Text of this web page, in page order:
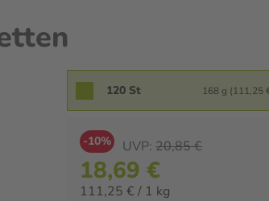
120 St 168 g (111,25
-10% UVP: 20,85 €
18,69 €
111,25 € / 1 kg